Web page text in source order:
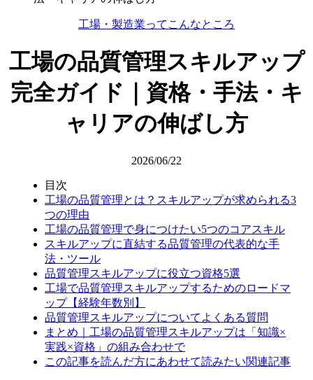
工場・製造業ってこんなところ
工場の品質管理スキルアップ
完全ガイド｜資格・手法・キ
ャリアの伸ばし方
2026/06/22
目次
工場の品質管理とは？スキルアップが求められる3
つの理由
工場の品質管理で身につけたい5つのコアスキル
スキルアップに直結する品質管理の代表的な手
法・ツール
品質管理スキルアップに役立つ資格5選
工場で品質管理スキルアップするためのロードマ
ップ【経験年数別】
品質管理スキルアップについてよくある質問
まとめ｜工場の品質管理スキルアップは「知識×
実践×資格」の組み合わせで
この記事を読んだ方にあわせて読みたい関連記事